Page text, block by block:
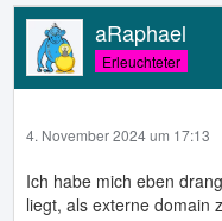
aRaphael
Erleuchteter
4. November 2024 um 17:13
Ich habe mich eben
liegt, als externe domain